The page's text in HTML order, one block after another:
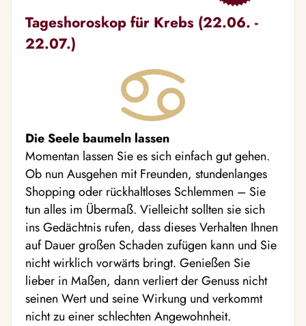
Tageshoroskop für Krebs (22.06. -
22.07.)
Die Seele baumeln lassen
Momentan lassen Sie es sich einfach gut gehen.
Ob nun Ausgehen mit Freunden, stundenlanges
Shopping oder rückhaltloses Schlemmen – Sie
tun alles im Übermaß. Vielleicht sollten sie sich
ins Gedächtnis rufen, dass dieses Verhalten Ihnen
auf Dauer großen Schaden zufügen kann und Sie
nicht wirklich vorwärts bringt. Genießen Sie
lieber in Maßen, dann verliert der Genuss nicht
seinen Wert und seine Wirkung und verkommt
nicht zu einer schlechten Angewohnheit.